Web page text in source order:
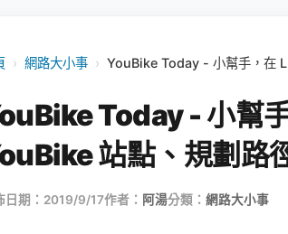
› 網路大小事 › YouBike Today - 小幫手，在
Today - 小幫
站點、規劃路
日期：2019/9/17作者： 阿湯分類： 網路大小事